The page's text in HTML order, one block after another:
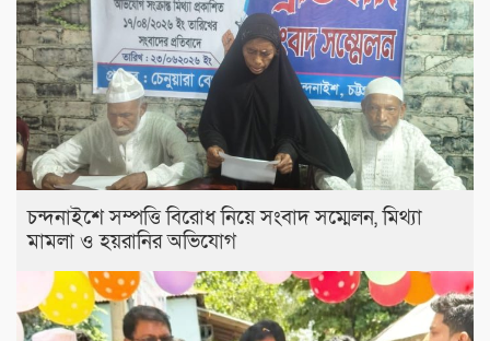
চন্দনাইশে সম্পত্তি বিরোধ নিয়ে সংবাদ সম্মেলন, মিথ্যা
মামলা ও হয়রানির অভিযোগ